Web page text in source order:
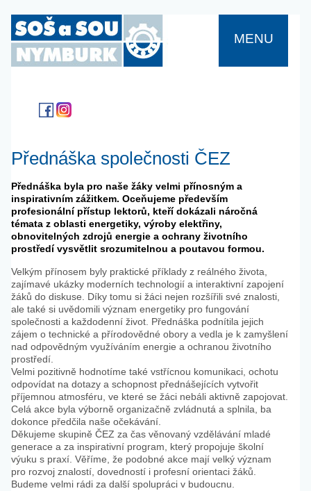
MENU
Přednáška společnosti ČEZ
Přednáška byla pro naše žáky velmi přínosným a
inspirativním zážitkem. Oceňujeme především
profesionální přístup lektorů, kteří dokázali náročná
témata z oblasti energetiky, výroby elektřiny,
obnovitelných zdrojů energie a ochrany životního
prostředí vysvětlit srozumitelnou a poutavou formou.
Velkým přínosem byly praktické příklady z reálného života,
zajímavé ukázky moderních technologií a interaktivní zapojení
žáků do diskuse. Díky tomu si žáci nejen rozšířili své znalosti,
ale také si uvědomili význam energetiky pro fungování
společnosti a každodenní život. Přednáška podnítila jejich
zájem o technické a přírodovědné obory a vedla je k zamyšlení
nad odpovědným využíváním energie a ochranou životního
prostředí.
Velmi pozitivně hodnotíme také vstřícnou komunikaci, ochotu
odpovídat na dotazy a schopnost přednášejících vytvořit
příjemnou atmosféru, ve které se žáci nebáli aktivně zapojovat.
Celá akce byla výborně organizačně zvládnutá a splnila, ba
dokonce předčila naše očekávání.
Děkujeme skupině ČEZ za čas věnovaný vzdělávání mladé
generace a za inspirativní program, který propojuje školní
výuku s praxí. Věříme, že podobné akce mají velký význam
pro rozvoj znalostí, dovedností i profesní orientaci žáků.
Budeme velmi rádi za další spolupráci v budoucnu.